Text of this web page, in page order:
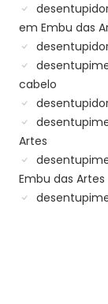
em Embu das
cabelo
Artes
Embu das Artes